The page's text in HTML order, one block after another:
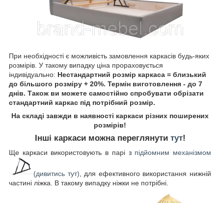
При необхідності є можливість замовлення каркасів будь-яких
розмірів. У такому випадку ціна прораховується
індивідуально: Нестандартний розмір каркаса = близький
до більшого розміру + 20%. Термін виготовлення - до 7
днів. Також ви можете самостійно спробувати обрізати
стандартний каркас під потрібний розмір.
На складі завжди в наявності каркаси різних поширених
розмірів!
Інші каркаси можна переглянути тут!
Ще каркаси використовують в парі з підйомним механізмом
(дивитись тут) , для ефективного використання нижній
частині ліжка. В такому випадку ніжки не потрібні.